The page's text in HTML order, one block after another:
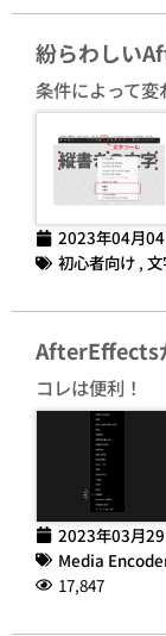
紛らわしい
条件によって
2023年04月
初心者向け ,
AfterEffects
コレは便利！
2023年03月
Media
17,847